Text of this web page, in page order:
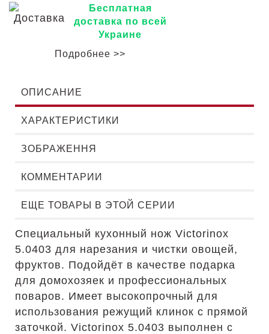
Бесплатная
доставка по всей
Украине
Подробнее >>
ОПИСАНИЕ
ХАРАКТЕРИСТИКИ
ЗОБРАЖЕННЯ
КОММЕНТАРИИ
ЕЩЕ ТОВАРЫ В ЭТОЙ СЕРИИ
Специальный кухонный нож Victorinox
5.0403 для нарезания и чистки овощей,
фруктов. Подойдёт в качестве подарка
для домохозяек и профессиональных
поваров. Имеет высокопрочный для
использования режущий клинок с прямой
заточкой. Victorinox 5.0403 выполнен с